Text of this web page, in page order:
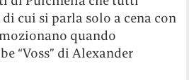
cui si parla solo a cena con
quando
“Voss” di Alexander